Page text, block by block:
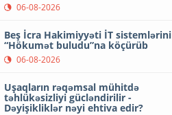
06-08-2026
Beş İcra Hakimiyyəti İT sistemlərini
“Hökumət buludu”na köçürüb
06-08-2026
Uşaqların rəqəmsal mühitdə
təhlükəsizliyi gücləndirilir -
Dəyişikliklər nəyi ehtiva edir?